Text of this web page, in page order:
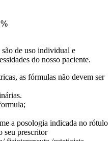
de uso individual e
do nosso paciente.
as fórmulas não devem ser
a posologia indicada no rótulo
seu prescritor